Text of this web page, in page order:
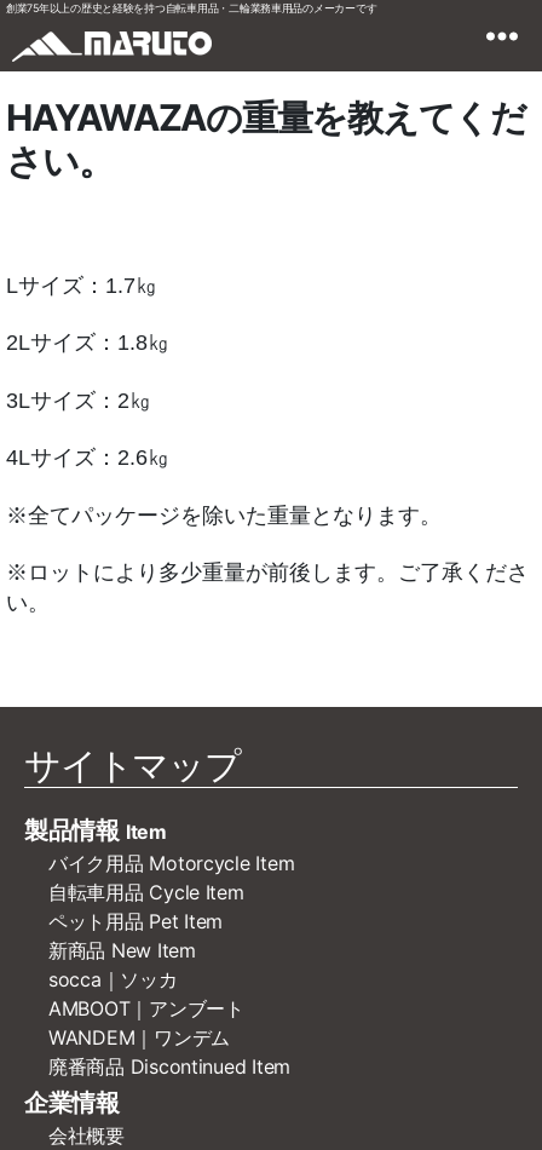
創業75年以上の歴史と経験を持つ自転車用品・二輪業務車用品のメーカーです
HAYAWAZAの重量を教えてくだ
さい。
Lサイズ：1.7㎏
2Lサイズ：1.8㎏
3Lサイズ：2㎏
4Lサイズ：2.6㎏
※全てパッケージを除いた重量となります。
※ロットにより多少重量が前後します。ご了承くださ
い。
サイトマップ
製品情報 Item
バイク用品 Motorcycle Item
自転車用品 Cycle Item
ペット用品 Pet Item
新商品 New Item
socca｜ソッカ
AMBOOT｜アンブート
WANDEM｜ワンデム
廃番商品 Discontinued Item
企業情報
会社概要